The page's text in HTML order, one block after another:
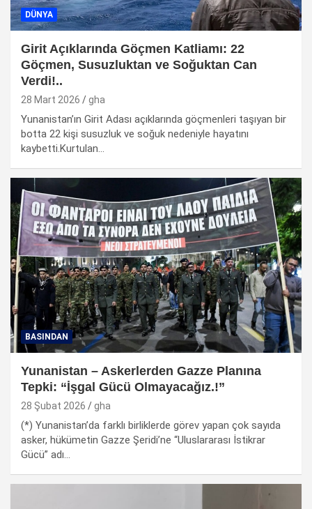
DÜNYA
Girit Açıklarında Göçmen Katliamı: 22
Göçmen, Susuzluktan ve Soğuktan Can
Verdi!..
28 Mart 2026 gha
Yunanistan’ın Girit Adası açıklarında göçmenleri taşıyan bir
botta 22 kişi susuzluk ve soğuk nedeniyle hayatını
kaybetti.Kurtulan…
BASINDAN
Yunanistan – Askerlerden Gazze Planına
Tepki: “İşgal Gücü Olmayacağız.!”
28 Şubat 2026 gha
(*) Yunanistan’da farklı birliklerde görev yapan çok sayıda
asker, hükümetin Gazze Şeridi’ne “Uluslararası İstikrar
Gücü” adı…